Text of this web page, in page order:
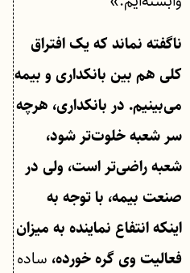
ناگفته نماند که یک افتراق
کلی هم بین بانکداری و بیمه
می‌بینیم. در بانکداری، هرچه
سر شعبه خلوت‌تر شود،
شعبه راضی‌تر است، ولی در
صنعت بیمه، با توجه به
اینکه انتفاع نماینده به میزان
فعالیت وی گره خورده، ساده